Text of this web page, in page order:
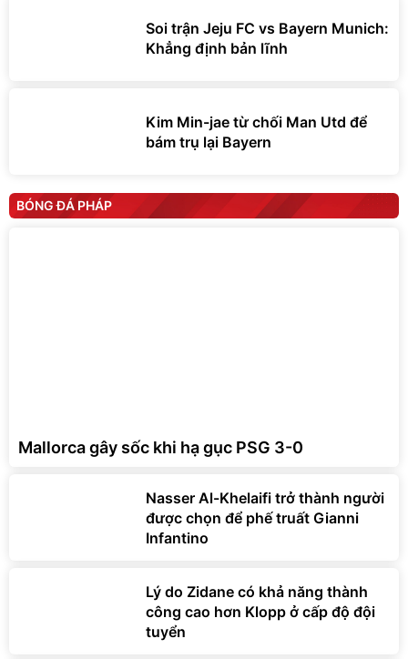
Soi trận Jeju FC vs Bayern Munich:
Khẳng định bản lĩnh
Kim Min-jae từ chối Man Utd để
bám trụ lại Bayern
BÓNG ĐÁ PHÁP
Mallorca gây sốc khi hạ gục PSG 3-0
Nasser Al-Khelaifi trở thành người
được chọn để phế truất Gianni
Infantino
Lý do Zidane có khả năng thành
công cao hơn Klopp ở cấp độ đội
tuyển